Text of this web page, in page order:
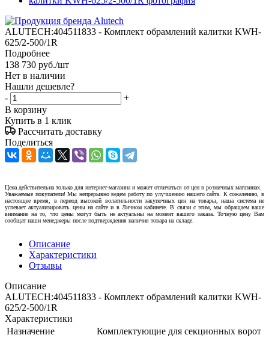
ALUTECH:404511833 - Комплект обрамлений калитки KWH-
625/2-500/1R
Подробнее
138 730 руб./шт
Нет в наличии
Нашли дешевле?
-
+
В корзину
Купить в 1 клик
Рассчитать доставку
Поделиться
Цена действительна только для интернет-магазина и может отличаться от цен в розничных магазинах.
Уважаемые покупатели! Мы непрерывно ведем работу по улучшению нашего сайта. К сожалению, в
настоящее время, в период высокой волатильности закупочных цен на товары, наша система не
успевает актуализировать цены на сайте и в Личном кабинете. В связи с этим, мы обращаем ваше
внимание на то, что цены могут быть не актуальны на момент вашего заказа. Точную цену Вам
сообщат наши менеджеры после подтверждения наличия товара на складе.
Описание
Характеристики
Отзывы
Описание
ALUTECH:404511833 - Комплект обрамлений калитки KWH-
625/2-500/1R
Характеристики
Назначение
Комплектующие для секционных ворот